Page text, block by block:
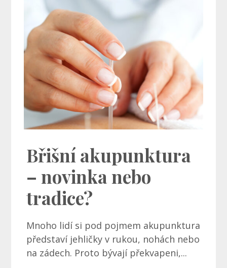
Břišní akupunktura
– novinka nebo
tradice?
Mnoho lidí si pod pojmem akupunktura
představí jehličky v rukou, nohách nebo
na zádech. Proto bývají překvapeni,...